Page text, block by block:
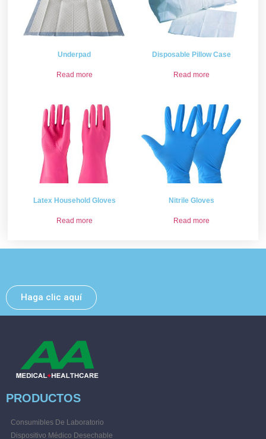
Underpad
Read more
Disposable Pillow Case
Read more
Latex Household Gloves
Read more
Nitrile Gloves
Read more
Haga clic aquí
PRODUCTOS
Consumibles De Laboratorio
Dispositivo Médico Desechable